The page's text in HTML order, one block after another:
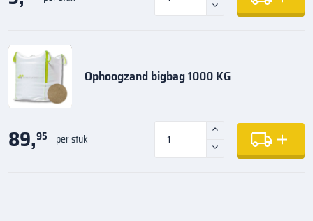
Ophoogzand bigbag 1000 KG
89,95 per stuk